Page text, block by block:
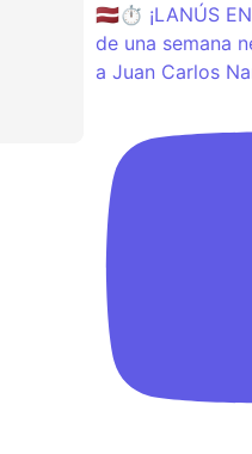
🇱🇻⏱️ ¡LANÚS
de una semana
a Juan Carlos